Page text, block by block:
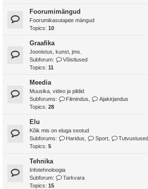
Foorumimängud
Foorumikasutajate mängud
Topics: 10
Graafika
Joonistus, kunst, jms.
Subforum:
Võistlused
Topics: 11
Meedia
Muusika, video ja pildid
Subforums:
Filmindus
Ajakirjandus
Topics: 28
Elu
Kõik mis on eluga seotud
Subforums:
Haridus Sport,
Tutvustused
Topics: 5
Tehnika
Infotehnoloogia
Subforum:
Tarkvara
Topics: 15